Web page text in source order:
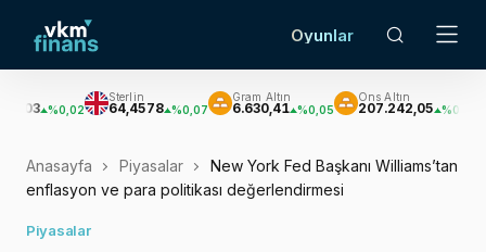
Oyunlar
%0,02
Sterlin
64,4578 %0,07
Gram Altın
6.630,41 %0,05
Ons Altın
207.242,05 %0,04
Anasayfa Piyasalar
New York Fed Başkanı Williams’tan
enflasyon ve para politikası değerlendirmesi
Piyasalar